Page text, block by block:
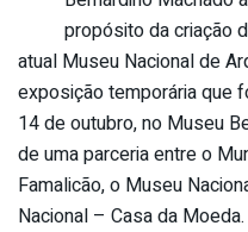
propósito da criação
atual Museu Nacional de
exposição temporária que
14 de outubro, no Museu
de uma parceria entre o
Famalicão, o Museu
Nacional – Casa da Moeda.